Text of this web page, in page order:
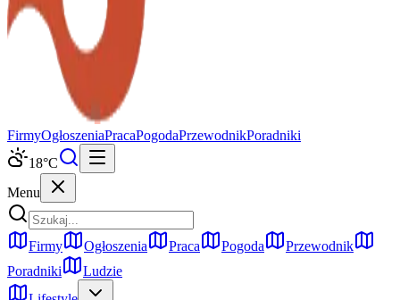
FirmyOgłoszeniaPracaPogodaPrzewodnikPoradniki
18°C
Menu
Firmy Ogłoszenia Praca Pogoda
Przewodnik
Poradniki
Ludzie